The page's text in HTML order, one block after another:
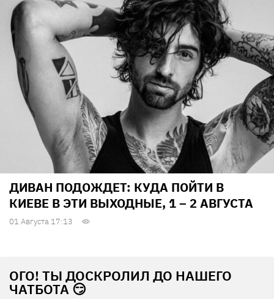
ДИВАН ПОДОЖДЕТ: КУДА ПОЙТИ В
КИЕВЕ В ЭТИ ВЫХОДНЫЕ, 1 – 2 АВГУСТА
01 Августа 17:13
ОГО! ТЫ ДОСКРОЛИЛ ДО НАШЕГО
ЧАТБОТА 😏